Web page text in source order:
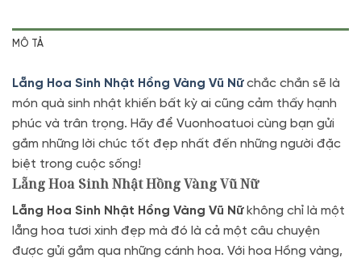
MÔ TẢ
Lẵng Hoa Sinh Nhật Hồng Vàng Vũ Nữchắc chắn sẽ là
món quà sinh nhật khiến bất kỳ ai cũng cảm thấy hạnh
phúc và trân trọng. Hãy để Vuonhoatuoi cùng bạn gửi
gắm những lời chúc tốt đẹp nhất đến những người đặc
biệt trong cuộc sống!
Lẵng Hoa Sinh Nhật Hồng Vàng Vũ Nữ
Lẵng Hoa Sinh Nhật Hồng Vàng Vũ Nữkhông chỉ là một
lẵng hoa tươi xinh đẹp mà đó là cả một câu chuyện
được gửi gắm qua những cánh hoa. Với hoa Hồng vàng,